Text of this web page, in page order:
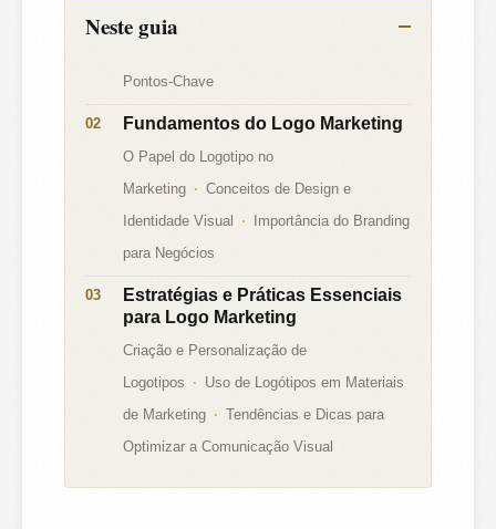
Neste guia
Pontos-Chave
Fundamentos do Logo Marketing
O Papel do Logotipo no
Marketing
Conceitos de Design e
Identidade Visual
Importância do Branding
para Negócios
Estratégias e Práticas Essenciais
para Logo Marketing
Criação e Personalização de
Logotipos
Uso de Logótipos em Materiais
de Marketing
Tendências e Dicas para
Optimizar a Comunicação Visual